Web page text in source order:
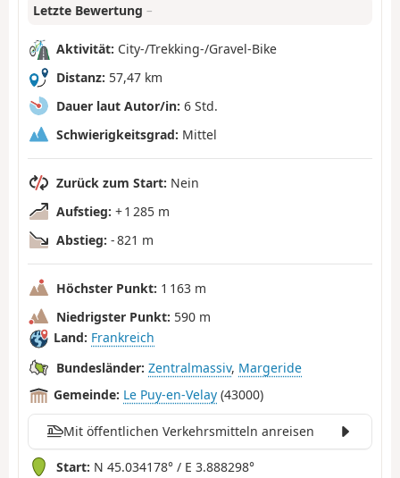
Letzte Bewertung –
Aktivität: City-/Trekking-/Gravel-Bike
Distanz: 57,47 km
Dauer laut Autor/in: 6 Std.
Schwierigkeitsgrad: Mittel
Zurück zum Start: Nein
Aufstieg: + 1 285 m
Abstieg: - 821 m
Höchster Punkt: 1 163 m
Niedrigster Punkt: 590 m
Land: Frankreich
Bundesländer: Zentralmassiv, Margeride
Gemeinde: Le Puy-en-Velay (43000)
Mit öffentlichen Verkehrsmitteln anreisen
Start: N 45.034178° / E 3.888298°